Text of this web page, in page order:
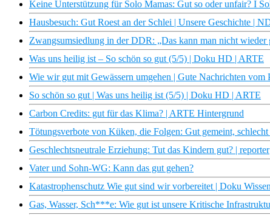
Keine Unterstützung für Solo Mamas: Gut so oder unfair? I
Hausbesuch: Gut Roest an der Schlei | Unsere Geschichte |
Zwangsumsiedlung in der DDR: „Das kann man nicht wieder
Was uns heilig ist – So schön so gut (5/5) | Doku HD | ARTE
Wie wir gut mit Gewässern umgehen | Gute Nachrichten
So schön so gut | Was uns heilig ist (5/5) | Doku HD | ARTE
Carbon Credits: gut für das Klima? | ARTE Hintergrund
Tötungsverbote von Küken, die Folgen: Gut gemeint,
Geschlechtsneutrale Erziehung: Tut das Kindern gut? | reporter
Vater und Sohn-WG: Kann das gut gehen?
Katastrophenschutz Wie gut sind wir vorbereitet | Doku
Gas, Wasser, Sch***e: Wie gut ist unsere Kritische